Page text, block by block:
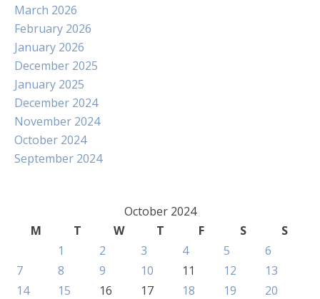
March 2026
February 2026
January 2026
December 2025
January 2025
December 2024
November 2024
October 2024
September 2024
October 2024
M
T W T F S
S
1
2 3 4 5
6
7
8 9 10 11 12
13
14
15 16 17 18 19
20